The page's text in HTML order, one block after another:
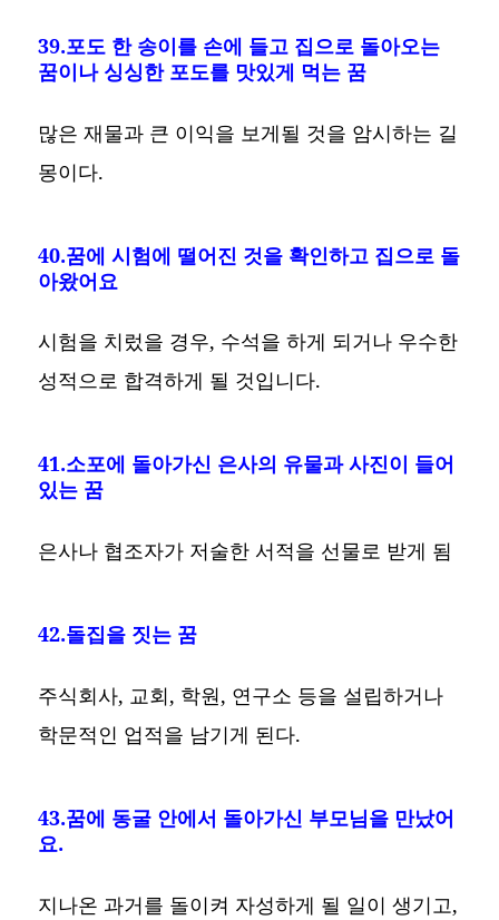
39.포도 한 송이를 손에 들고 집으로 돌아오는
꿈이나 싱싱한 포도를 맛있게 먹는 꿈
많은 재물과 큰 이익을 보게될 것을 암시하는 길
몽이다.
40.꿈에 시험에 떨어진 것을 확인하고 집으로 돌
아왔어요
시험을 치렀을 경우, 수석을 하게 되거나 우수한
성적으로 합격하게 될 것입니다.
41.소포에 돌아가신 은사의 유물과 사진이 들어
있는 꿈
은사나 협조자가 저술한 서적을 선물로 받게 됨
42.돌집을 짓는 꿈
주식회사, 교회, 학원, 연구소 등을 설립하거나
학문적인 업적을 남기게 된다.
43.꿈에 동굴 안에서 돌아가신 부모님을 만났어
요.
지나온 과거를 돌이켜 자성하게 될 일이 생기고,